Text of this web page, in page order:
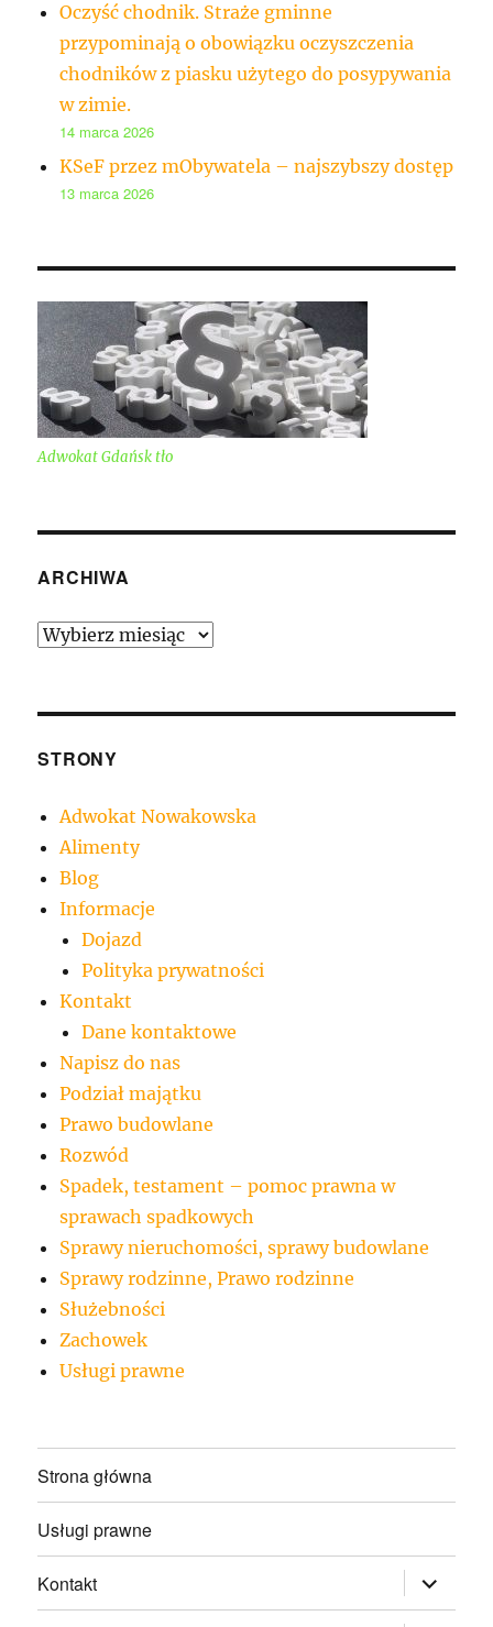
Oczyść chodnik. Straże gminne
przypominają o obowiązku oczyszczenia
chodników z piasku użytego do posypywania
w zimie.
14 marca 2026
KSeF przez mObywatela – najszybszy dostęp
13 marca 2026
Adwokat Gdańsk tło
ARCHIWA
Archiwa
STRONY
Adwokat Nowakowska
Alimenty
Blog
Informacje
Dojazd
Polityka prywatności
Kontakt
Dane kontaktowe
Napisz do nas
Podział majątku
Prawo budowlane
Rozwód
Spadek, testament – pomoc prawna w
sprawach spadkowych
Sprawy nieruchomości, sprawy budowlane
Sprawy rodzinne, Prawo rodzinne
Służebności
Zachowek
Usługi prawne
Strona główna
Usługi prawne
Kontakt rozwiń
menu
potomne